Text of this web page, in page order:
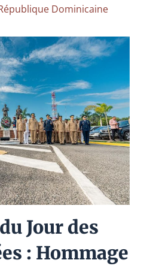
Dominicaine
Jour des
: Hommage